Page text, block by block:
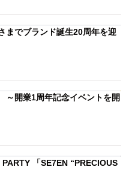
までブランド誕生20周年を迎
開業1周年記念イベントを開
「SE7EN “PRECIOUS